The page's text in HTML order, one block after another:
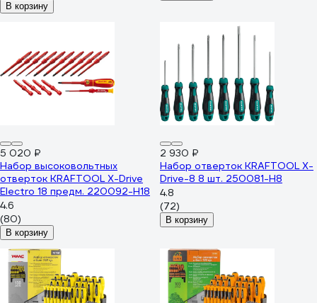
В корзину
5 020 ₽
Набор высоковольтных
отверток KRAFTOOL Х-Drive
Electro 18 предм. 220092-H18
4.6
(80)
В корзину
2 930 ₽
Набор отверток KRAFTOOL Х-
Drive-8 8 шт. 250081-H8
4.8
(72)
В корзину